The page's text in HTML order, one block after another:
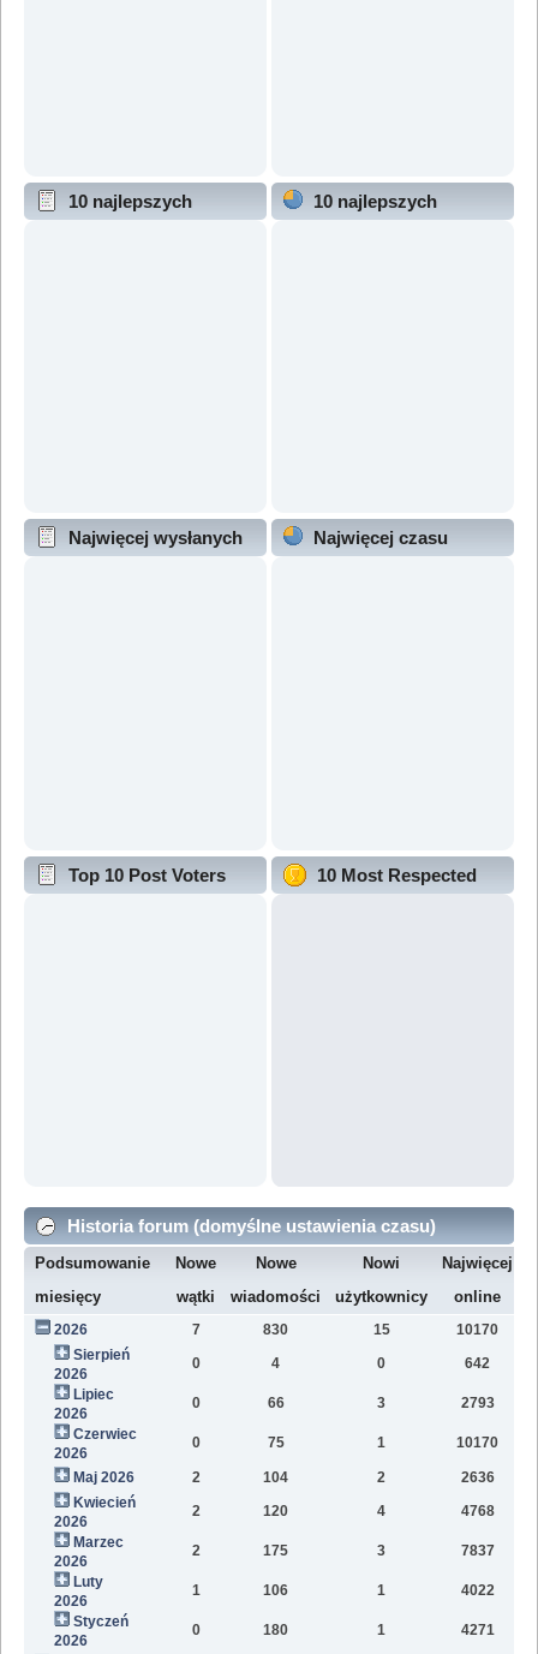
10 najlepszych
10 najlepszych
Najwięcej wysłanych
Najwięcej czasu
Top 10 Post Voters 10 Most Respected
Historia forum (domyślne ustawienia czasu)
Podsumowanie
miesięcy
Nowe
wątki
Nowe
wiadomości
Nowi
użytkownicy
Najwięcej
online
2026 7 830 15 10170
Sierpień
2026
0 4 0 642
Lipiec
2026
0 66 3 2793
Czerwiec
2026
0 75 1 10170
Maj 2026 2 104 2 2636
Kwiecień
2026
2 120 4 4768
Marzec
2026
2 175 3 7837
Luty
2026
1 106 1 4022
Styczeń
2026
0 180 1 4271